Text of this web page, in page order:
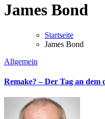
James Bond
Startseite
James Bond
Allgemein
Remake? – Der Tag an dem